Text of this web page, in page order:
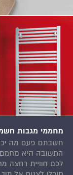
מחממי מגבות
חשבתם פעם מה
התשובה היא מחמם
לכם חוויית רחצה